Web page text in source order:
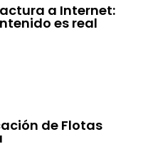
a Internet:
es real
de Flotas